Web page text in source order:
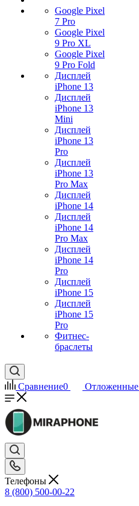
Google Pixel
7 Pro
Google Pixel
9 Pro XL
Google Pixel
9 Pro Fold
Дисплей
iPhone 13
Дисплей
iPhone 13
Mini
Дисплей
iPhone 13
Pro
Дисплей
iPhone 13
Pro Max
Дисплей
iPhone 14
Дисплей
iPhone 14
Pro Max
Дисплей
iPhone 14
Pro
Дисплей
iPhone 15
Дисплей
iPhone 15
Pro
Фитнес-
браслеты
Сравнение0 Отложенные
Телефоны
8 (800) 500-00-22